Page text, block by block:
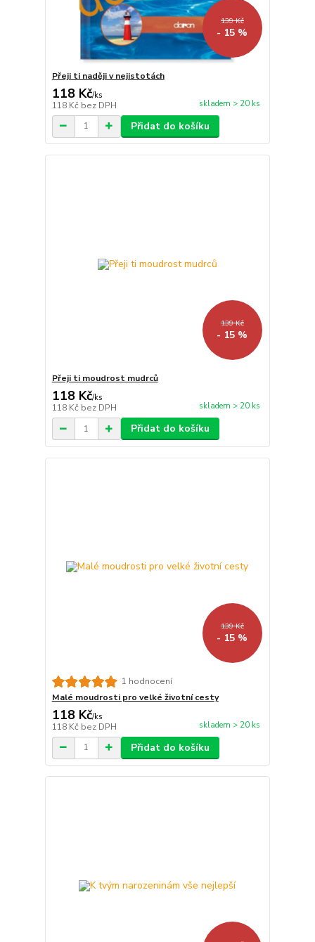
139 Kč
- 15 %
Přeji ti naději v nejistotách
118 Kč/ks
118 Kč bez DPH skladem > 20 ks
Přidat do košíku
139 Kč
- 15 %
Přeji ti moudrost mudrců
118 Kč/ks
118 Kč bez DPH skladem > 20 ks
Přidat do košíku
139 Kč
- 15 %
1 hodnocení
Malé moudrosti pro velké životní cesty
118 Kč/ks
118 Kč bez DPH skladem > 20 ks
Přidat do košíku